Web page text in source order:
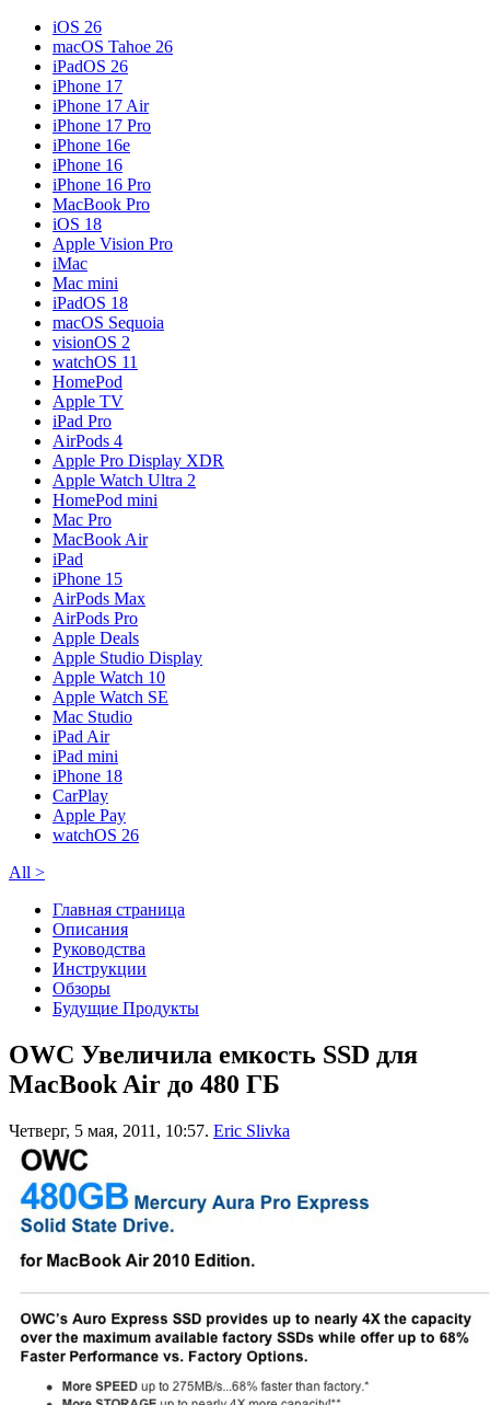
iOS 26
macOS Tahoe 26
iPadOS 26
iPhone 17
iPhone 17 Air
iPhone 17 Pro
iPhone 16e
iPhone 16
iPhone 16 Pro
MacBook Pro
iOS 18
Apple Vision Pro
iMac
Mac mini
iPadOS 18
macOS Sequoia
visionOS 2
watchOS 11
HomePod
Apple TV
iPad Pro
AirPods 4
Apple Pro Display XDR
Apple Watch Ultra 2
HomePod mini
Mac Pro
MacBook Air
iPad
iPhone 15
AirPods Max
AirPods Pro
Apple Deals
Apple Studio Display
Apple Watch 10
Apple Watch SE
Mac Studio
iPad Air
iPad mini
iPhone 18
CarPlay
Apple Pay
watchOS 26
All >
Главная страница
Описания
Руководства
Инструкции
Обзоры
Будущие Продукты
OWC Увеличила емкость SSD для
MacBook Air до 480 ГБ
Четверг, 5 мая, 2011, 10:57. Eric Slivka